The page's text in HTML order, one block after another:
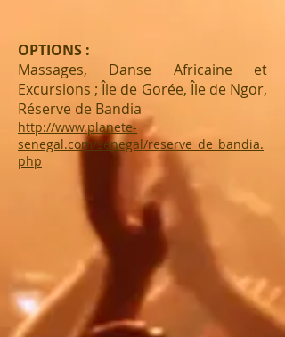
OPTIONS :
Massages, Danse Africaine et
Excursions ; Île de Gorée, Île de Ngor,
Réserve de Bandia
http://www.planete-
senegal.com/senegal/reserve_de_bandia.
php